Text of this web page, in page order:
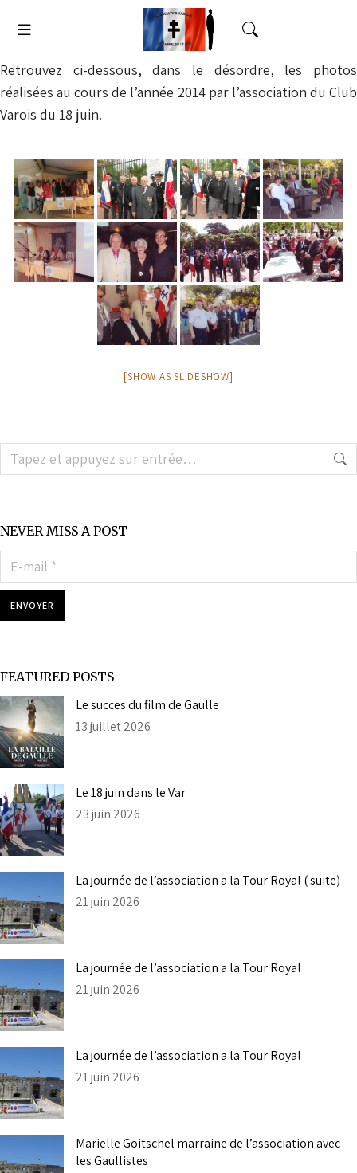
Retrouvez ci-dessous, dans le désordre, les photos
réalisées au cours de l’année 2014 par l’association du Club
Varois du 18 juin.
[SHOW AS SLIDESHOW]
NEVER MISS A POST
E-mail *
ENVOYER
FEATURED POSTS
Le succes du film de Gaulle
13 juillet 2026
Le 18 juin dans le Var
23 juin 2026
La journée de l’association a la Tour Royal ( suite)
21 juin 2026
La journée de l’association a la Tour Royal
21 juin 2026
La journée de l’association a la Tour Royal
21 juin 2026
Marielle Goitschel marraine de l’association avec
les Gaullistes